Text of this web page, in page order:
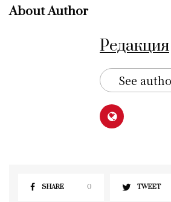
About Author
Редакция
See
SHARE 0 TWEET